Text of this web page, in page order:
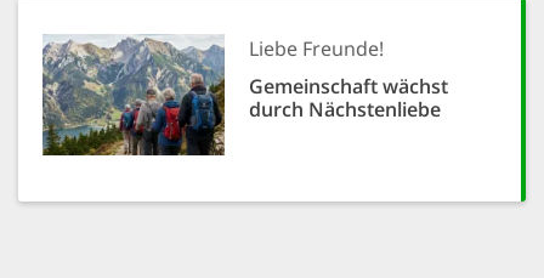
Liebe Freunde!
Gemeinschaft wächst
durch Nächstenliebe